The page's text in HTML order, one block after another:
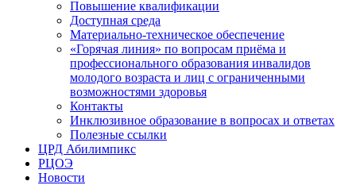
Повышение квалификации
Доступная среда
Материально-техническое обеспечение
«Горячая линия» по вопросам приёма и
профессионального образования инвалидов
молодого возраста и лиц с ограниченными
возможностями здоровья
Контакты
Инклюзивное образование в вопросах и ответах
Полезные ссылки
ЦРД Абилимпикс
РЦОЭ
Новости